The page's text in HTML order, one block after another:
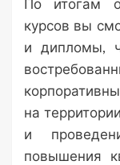
По итогам
курсов вы
и дипломы,
на
и
повышения